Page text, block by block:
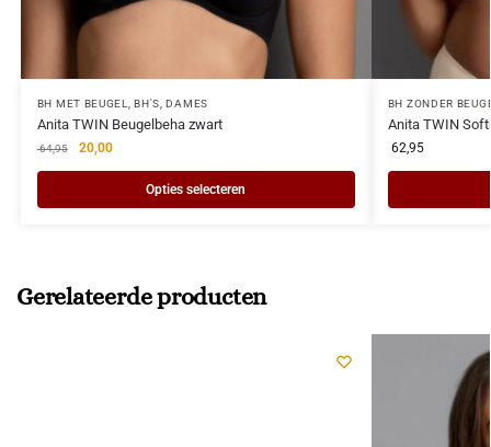
BH MET BEUGEL ,BH'S ,DAMES
Anita TWIN Beugelbeha zwart
64,95 20,00
Opties selecteren
BH ZONDER
Anita TWIN
62,95
Gerelateerde producten